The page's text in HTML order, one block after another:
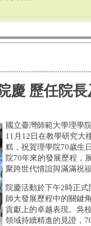
慶 歷任院
國立臺灣師範大學理學
11月12日在教學研究大
糕，祝賀理學院70歲生
院70年來的發展歷程，
聚跨世代情誼與滿滿祝福
院慶活動於下午2時正
師大發展歷程中的關鍵
貢獻上的卓越表現。吳
領域持續精進的見證，